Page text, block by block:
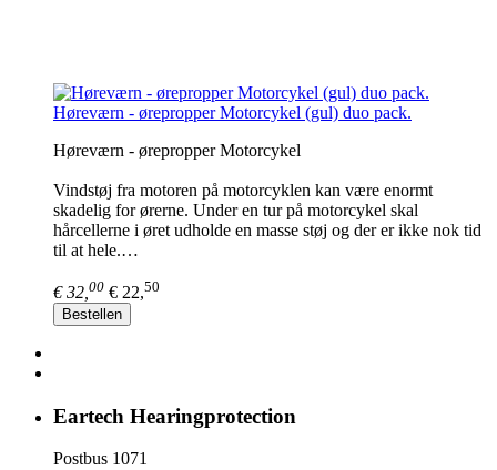
Høreværn - ørepropper Motorcykel (gul) duo pack.
Høreværn - ørepropper Motorcykel
Vindstøj fra motoren på motorcyklen kan være enormt
skadelig for ørerne. Under en tur på motorcykel skal
hårcellerne i øret udholde en masse støj og der er ikke nok tid
til at hele.…
€ 32, 00 € 22,50
Bestellen
Eartech Hearingprotection
Postbus 1071